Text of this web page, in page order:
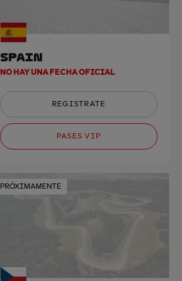
SPAIN
NO HAY UNA FECHA OFICIAL
REGISTRATE
PASES VIP
PRÓXIMAMENTE